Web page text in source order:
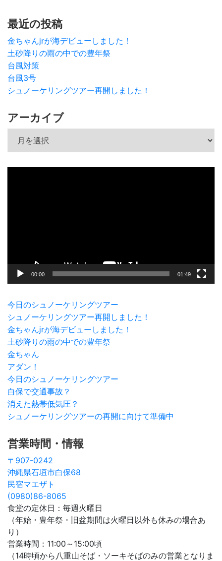
最近の投稿
金ちゃんjrが海デビューしました！
土砂降りの雨の中での豊年祭
台風対策
台風3号
シュノーケリングツアー再開しました！
アーカイブ
00:00 01:49
今日のシュノーケリングツアー
シュノーケリングツアー再開しました！
金ちゃんjrが海デビューしました！
土砂降りの雨の中での豊年祭
金ちゃん
アダン！
今日のシュノーケリングツアー
白保で交通事故？
消えた熱帯低気圧？
シュノーケリングツアーの再開に向けて準備中
営業時間・情報
〒907-0242
沖縄県石垣市白保68
民宿マエザト
(0980)86-8065
食堂の定休日：毎週火曜日
（年始・豊年祭・旧盆期間は火曜日以外も休みの場合あ
り）
営業時間：11:00～15:00頃
（14時頃から八重山そば・ソーキそばのみの営業となりま